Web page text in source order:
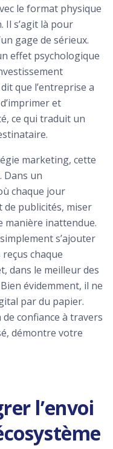
le format physique
Il s’agit là pour
gage de sérieux.
effet psychologique
que l’entreprise a
et
ce qui traduit un
marketing, cette
Dans un
chaque jour
publicités, miser
manière inattendue.
s’ajouter
chaque
dans le meilleur des
évidemment, il ne
par du papier.
confiance à travers
démontre votre
l’envoi